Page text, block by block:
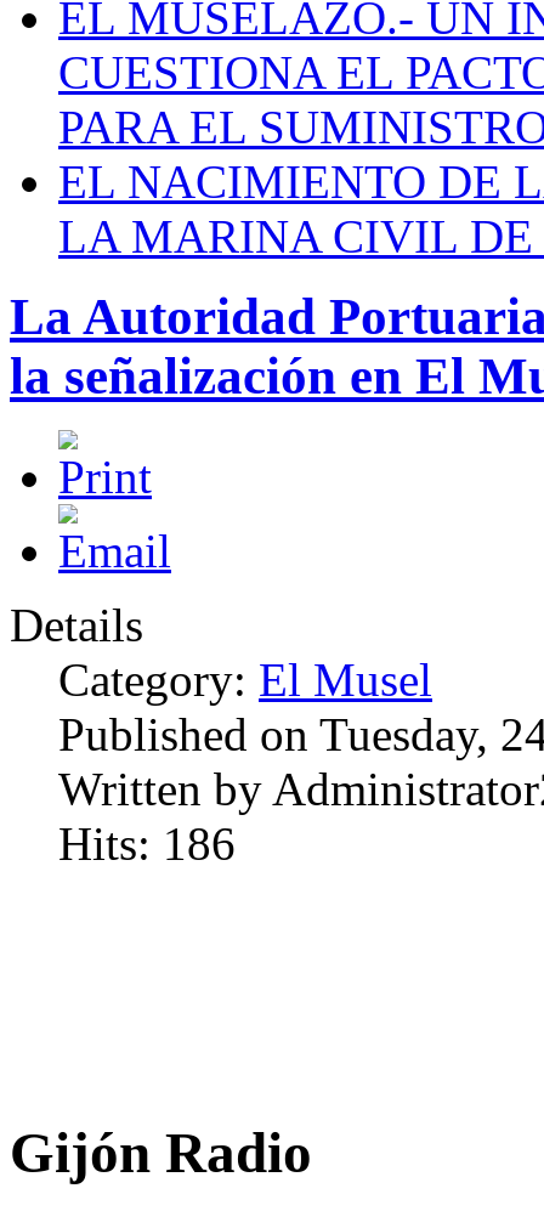
EL MUSELAZO.- UN
CUESTIONA EL
PARA EL
EL NACIMIENTO DE
LA MARINA CIVIL DE
La Autoridad
la señalización en El
Details
Category: El Musel
Published on Tuesday,
Written by
Hits: 186
Gijón Radio